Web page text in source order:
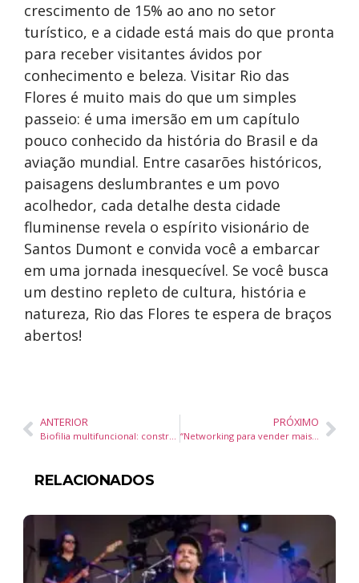
crescimento de 15% ao ano no setor
turístico, e a cidade está mais do que pronta
para receber visitantes ávidos por
conhecimento e beleza. Visitar Rio das
Flores é muito mais do que um simples
passeio: é uma imersão em um capítulo
pouco conhecido da história do Brasil e da
aviação mundial. Entre casarões históricos,
paisagens deslumbrantes e um povo
acolhedor, cada detalhe desta cidade
fluminense revela o espírito visionário de
Santos Dumont e convida você a embarcar
em uma jornada inesquecível. Se você busca
um destino repleto de cultura, história e
natureza, Rio das Flores te espera de braços
abertos!
ANTERIOR
Biofilia multifuncional: construtora traz jardins suspensos inteligentes aos futuros moradores de “edifício árvore” do Brasil
PRÓXIMO
“Networking para vender mais e Netweaving para construir relacionamentos”: livro de especialista em negócios internacionais será lançado na Praia Brava
RELACIONADOS